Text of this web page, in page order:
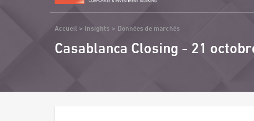
Fil
d'Ariane
Accueil Insights Données de marchés
Casablanca Closing - 21